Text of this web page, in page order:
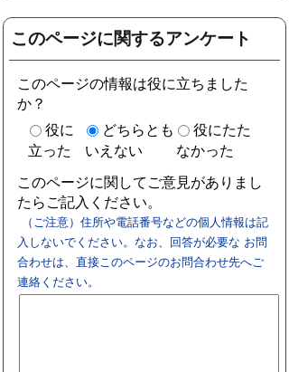
このページに関するアンケート
このページの情報は役に立ちました
か？
役に
立った
どちらとも
いえない
役にたた
なかった
このページに関してご意見がありまし
たらご記入ください。
（ご注意）住所や電話番号などの個人情報は記
入しないでください。なお、回答が必要な お問
合わせは、直接このページのお問合わせ先へご
連絡ください。